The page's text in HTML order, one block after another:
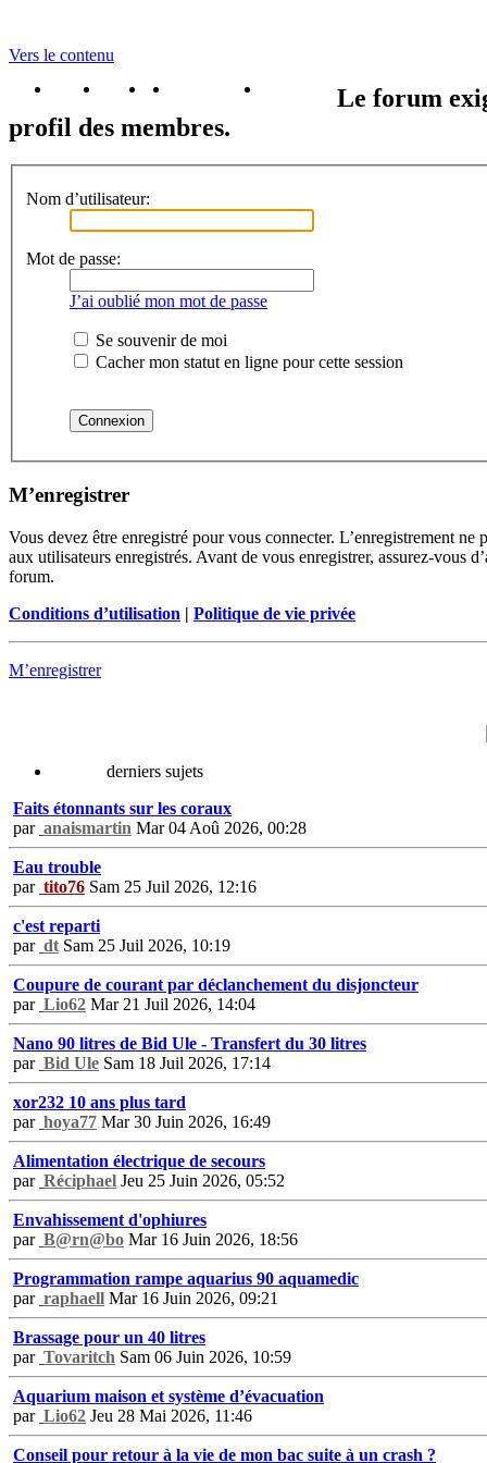
Vers le contenu
portail
forum faq m'enregister
Le forum
profil des membres.
Nom d’utilisateur:
Mot de passe:
J’ai oublié mon mot de passe
Se souvenir de moi
Cacher mon statut en ligne pour cette session
M’enregistrer
Vous devez être enregistré pour vous connecter. L’enregistrement
aux utilisateurs enregistrés. Avant de vous enregistrer, assurez-vous
forum.
Conditions d’utilisation | Politique de vie privée
M’enregistrer
derniers sujets
Faits étonnants sur les coraux
par anaismartin Mar 04 Aoû 2026, 00:28
Eau trouble
par tito76 Sam 25 Juil 2026, 12:16
c'est reparti
par dt Sam 25 Juil 2026, 10:19
Coupure de courant par déclanchement du disjoncteur
par Lio62 Mar 21 Juil 2026, 14:04
Nano 90 litres de Bid Ule - Transfert du 30 litres
par Bid Ule Sam 18 Juil 2026, 17:14
xor232 10 ans plus tard
par hoya77 Mar 30 Juin 2026, 16:49
Alimentation électrique de secours
par Réciphael Jeu 25 Juin 2026, 05:52
Envahissement d'ophiures
par B@rn@bo Mar 16 Juin 2026, 18:56
Programmation rampe aquarius 90 aquamedic
par raphaell Mar 16 Juin 2026, 09:21
Brassage pour un 40 litres
par Tovaritch Sam 06 Juin 2026, 10:59
Aquarium maison et système d’évacuation
par Lio62 Jeu 28 Mai 2026, 11:46
Conseil pour retour à la vie de mon bac suite à un crash ?